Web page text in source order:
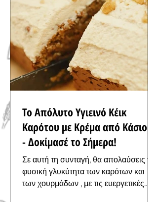
Το Απόλυτο Υγιεινό Κέικ
Καρότου με Κρέμα από Κάσιους
- Δοκίμασέ το Σήμερα!
Σε αυτή τη συνταγή, θα απολαύσεις τη
φυσική γλυκύτητα των καρότων και
των χουρμάδων , με τις ευεργετικές